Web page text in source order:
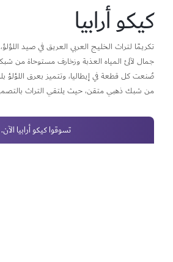
كيكو أرابيا
تكريمًا لتراث الخليج العربي العريق في صيد
جمال لآلئ المياه العذبة وزخارف مستوحاة من
صُنعت كل قطعة في إيطاليا، وتتميز بعرق اللؤلؤ
من شبك ذهبي متقن، حيث يلتقي التراث
تسوقوا كيكو أرابيا الآن.